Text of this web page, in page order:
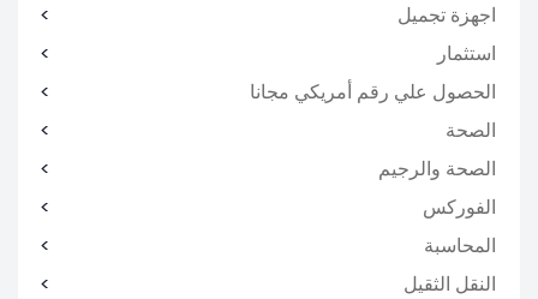
اجهزة تجميل
استثمار
الحصول علي رقم أمريكي مجانا
الصحة
الصحة والرجيم
الفوركس
المحاسبة
النقل الثقيل